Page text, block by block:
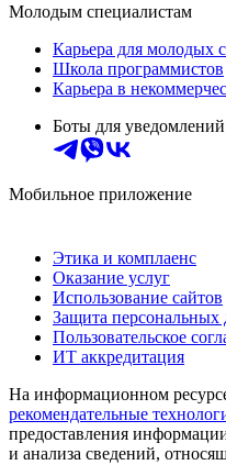
Молодым специалистам
Карьера для молодых
Школа программистов
Карьера в
Боты для уведомлений
Мобильное приложение
Этика и комплаенс
Оказание услуг
Использование сайтов
Защита персональных
Пользовательское
ИТ аккредитация
На информационном
рекомендательные
предоставления
и анализа сведений,